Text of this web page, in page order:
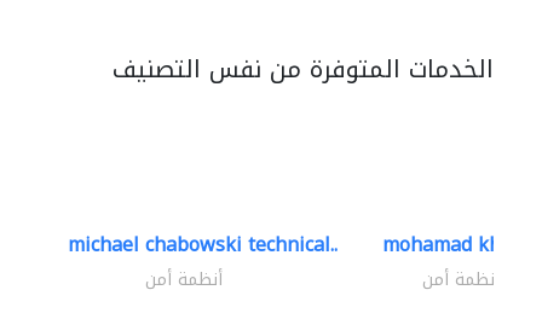
الخدمات المتوفرة من نفس التصنيف
michael chabowski technical..
أنظمة أمن
mohamad khayat
أنظمة أمن